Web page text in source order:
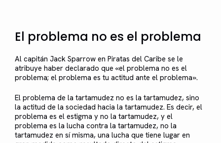
El problema no es el problema
Al capitán Jack Sparrow en Piratas del Caribe se le
atribuye haber declarado que «el problema no es el
problema; el problema es tu actitud ante el problema».
El problema de la tartamudez no es la tartamudez, sino
la actitud de la sociedad hacia la tartamudez. Es decir, el
problema es el estigma y no la tartamudez, y el
problema es la lucha contra la tartamudez, no la
tartamudez en sí misma, una lucha que tiene lugar en